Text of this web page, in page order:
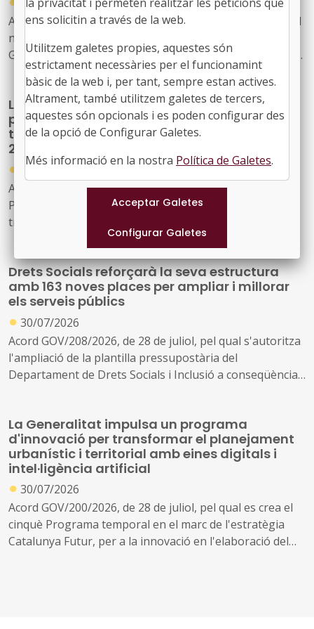
Acord GOV/198/2026, de 28 de juliol, pel qual s'aprova el
nou model de relació entre l'Administració de la
Generalitat i el seu sector públic i Energies Renovables
Públiques de Catalunya, SAU (L'Energètica), i
s'encarrega a L'Energètica la provisió general de serveis
en l'àmbit de l'energia
La Generalitat crea un programa temporal
per impulsar la descarbonització i la
transició cap a una indústria neta fins al
2030
●
Acord GOV/197/2026, de 28 de juliol, pel qual es crea el
Programa temporal per a la descarbonització i la
transició cap a una indústria neta a Catalunya, horitzó
Drets Socials reforçarà la seva estructura
amb 163 noves places per ampliar i millorar
els serveis públics
● 30/07/2026
Acord GOV/208/2026, de 28 de juliol, pel qual s'autoritza
l'ampliació de la plantilla pressupostària del
Departament de Drets Socials i Inclusió a conseqüència
La Generalitat impulsa un programa
d'innovació per transformar el planejament
urbanístic i territorial amb eines digitals i
intel·ligència artificial
● 30/07/2026
Acord GOV/200/2026, de 28 de juliol, pel qual es crea el
cinquè Programa temporal en el marc de l'estratègia
Catalunya Futur, per a la innovació en l'elaboració del
ens solicitin a través de la web.
Utilitzem galetes propies, aquestes són
estrictament necessàries per el funcionamint
bàsic de la web i, per tant, sempre estan actives.
Altrament, també utilitzem galetes de tercers,
aquestes són opcionals i es poden configurar des
de la opció de Configurar Galetes.
Més informació en la nostra Política de Galetes.